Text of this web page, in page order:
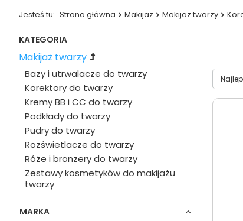
Jesteś tu: Strona główna Makijaż Makijaż twarzy
KATEGORIA
Makijaż twarzy
Bazy i utrwalacze do twarzy
Korektory do twarzy
Kremy BB i CC do twarzy
Podkłady do twarzy
Pudry do twarzy
Rozświetlacze do twarzy
Róże i bronzery do twarzy
Zestawy kosmetyków do makijażu
twarzy
MARKA